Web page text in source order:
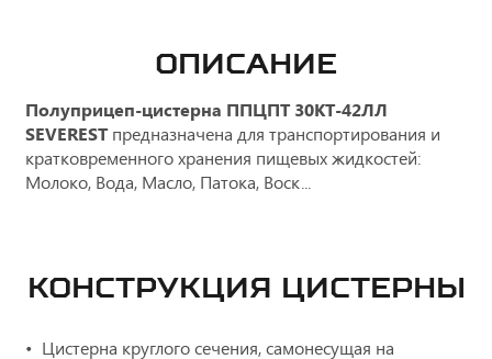
ОПИСАНИЕ
Полуприцеп-цистерна ППЦПТ 30КТ-42ЛЛ
SEVERESTпредназначена для транспортирования и
кратковременного хранения пищевых жидкостей:
Молоко, Вода, Масло, Патока, Воск...
КОНСТРУКЦИЯ ЦИСТЕРНЫ
Цистерна круглого сечения, самонесущая на